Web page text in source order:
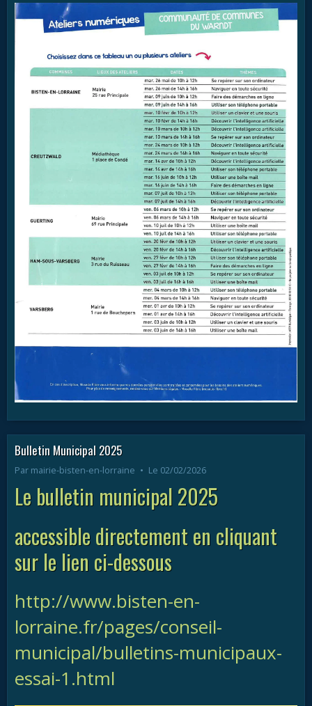
Bulletin Municipal 2025
Par mairie-bisten-en-lorraine Le 02/02/2026
Le bulletin municipal 2025
accessible directement en cliquant
sur le lien ci-dessous
http://www.bisten-en-
lorraine.fr/pages/conseil-
municipal/bulletins-municipaux-
essai-1.html